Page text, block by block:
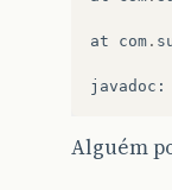
at com .
javadoc :
Alguém